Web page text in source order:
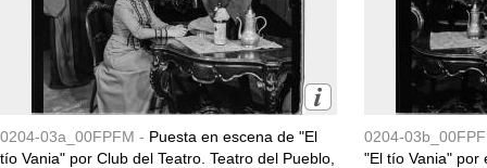
0204-03a_00FPFM - Puesta en escena de "El
tío Vania" por Club del Teatro. Teatro del Pueblo,
0204-
"El tío Vania" por